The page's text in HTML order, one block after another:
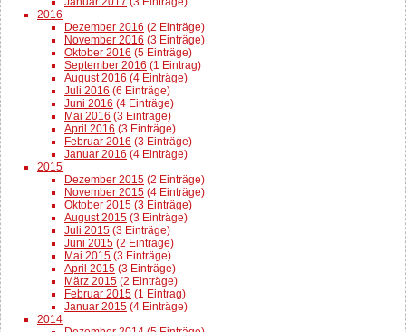
2016
Dezember 2016 (2 Einträge)
November 2016 (3 Einträge)
Oktober 2016 (5 Einträge)
September 2016 (1 Eintrag)
August 2016 (4 Einträge)
Juli 2016 (6 Einträge)
Juni 2016 (4 Einträge)
Mai 2016 (3 Einträge)
April 2016 (3 Einträge)
Februar 2016 (3 Einträge)
Januar 2016 (4 Einträge)
2015
Dezember 2015 (2 Einträge)
November 2015 (4 Einträge)
Oktober 2015 (3 Einträge)
August 2015 (3 Einträge)
Juli 2015 (3 Einträge)
Juni 2015 (2 Einträge)
Mai 2015 (3 Einträge)
April 2015 (3 Einträge)
März 2015 (2 Einträge)
Februar 2015 (1 Eintrag)
Januar 2015 (4 Einträge)
2014